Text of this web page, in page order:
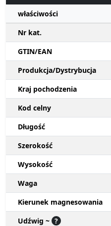
właściwości
Nr kat.
GTIN/EAN
Produkcja/Dystrybucja
Kraj pochodzenia
Kod celny
Długość
Szerokość
Wysokość
Waga
Kierunek magnesowania
Udźwig ~ ?